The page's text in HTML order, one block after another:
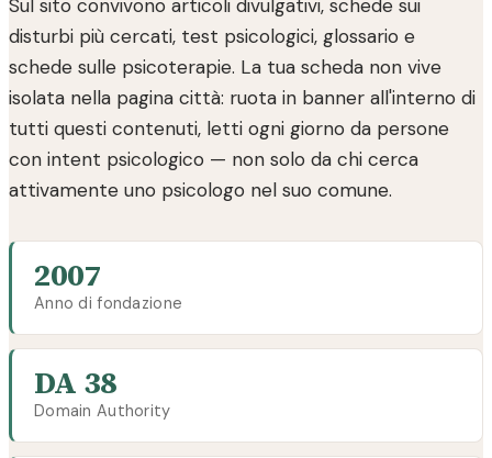
Sul sito convivono articoli divulgativi, schede sui
disturbi più cercati, test psicologici, glossario e
schede sulle psicoterapie. La tua scheda non vive
isolata nella pagina città: ruota in banner all'interno di
tutti questi contenuti, letti ogni giorno da persone
con intent psicologico — non solo da chi cerca
attivamente uno psicologo nel suo comune.
2007
Anno di fondazione
DA 38
Domain Authority